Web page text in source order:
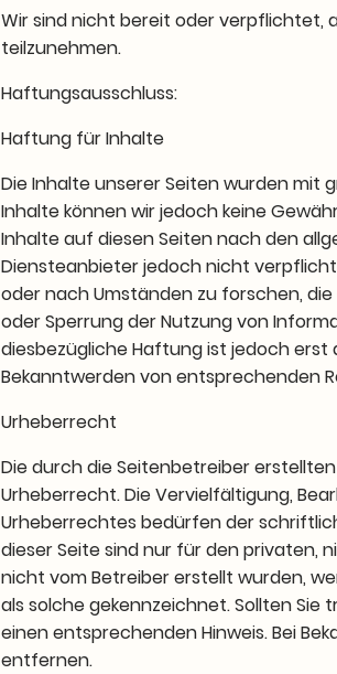
Wir sind nicht bereit oder verpflichtet,
teilzunehmen.
Haftungsausschluss:
Haftung für Inhalte
Die Inhalte unserer Seiten wurden mit
Inhalte können wir jedoch keine
Inhalte auf diesen Seiten nach den
Diensteanbieter jedoch nicht
oder nach Umständen zu forschen,
oder Sperrung der Nutzung von
diesbezügliche Haftung ist jedoch erst
Bekanntwerden von entsprechenden
Urheberrecht
Die durch die Seitenbetreiber
Urheberrecht. Die Vervielfältigung,
Urheberrechtes bedürfen der
dieser Seite sind nur für den privaten,
nicht vom Betreiber erstellt wurden,
als solche gekennzeichnet. Sollten
einen entsprechenden Hinweis. Bei
entfernen.